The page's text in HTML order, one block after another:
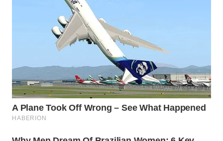
TANGERANG
BINJAI
WN
CIREBON